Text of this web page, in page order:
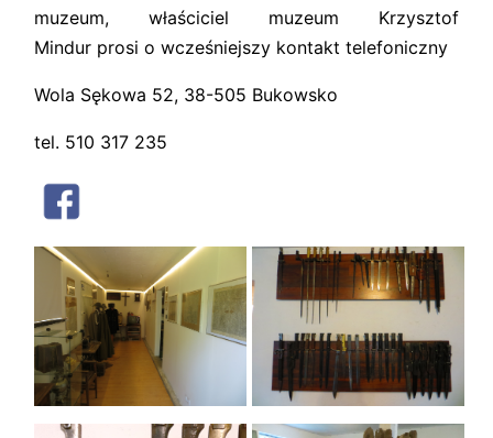
muzeum, właściciel muzeum Krzysztof
Mindur prosi o wcześniejszy kontakt telefoniczny
Wola Sękowa 52, 38-505 Bukowsko
tel. 510 317 235